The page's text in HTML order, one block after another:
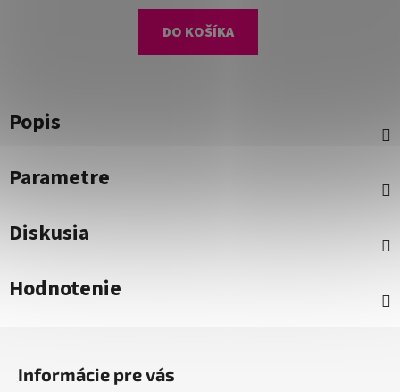
DO KOŠÍKA
Popis
Parametre
Diskusia
Hodnotenie
Informácie pre vás